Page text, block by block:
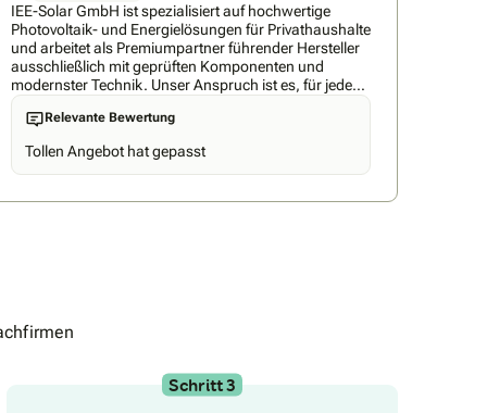
IEE-Solar GmbH ist spezialisiert auf hochwertige
Photovoltaik- und Energielösungen für Privathaushalte
und arbeitet als Premiumpartner führender Hersteller
ausschließlich mit geprüften Komponenten und
modernster Technik. Unser Anspruch ist es, für jeden
Kunden die technisch beste und langlebigste Lösung
zu realisieren – effizient, zuverlässig und zu einem
Qualitätsstandards und sorgfältig ausgewählten
Partner garantieren wir nachhaltige Ergebnisse und
Relevante Bewertung
Tollen Angebot hat gepasst
Schritt 3